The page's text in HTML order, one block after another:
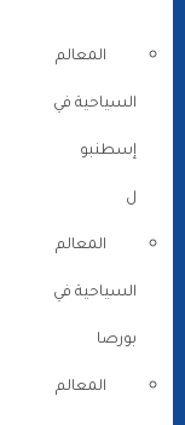
المعالم
السياحية في
إسطنبو
ل
المعالم
السياحية في
بورصا
المعالم